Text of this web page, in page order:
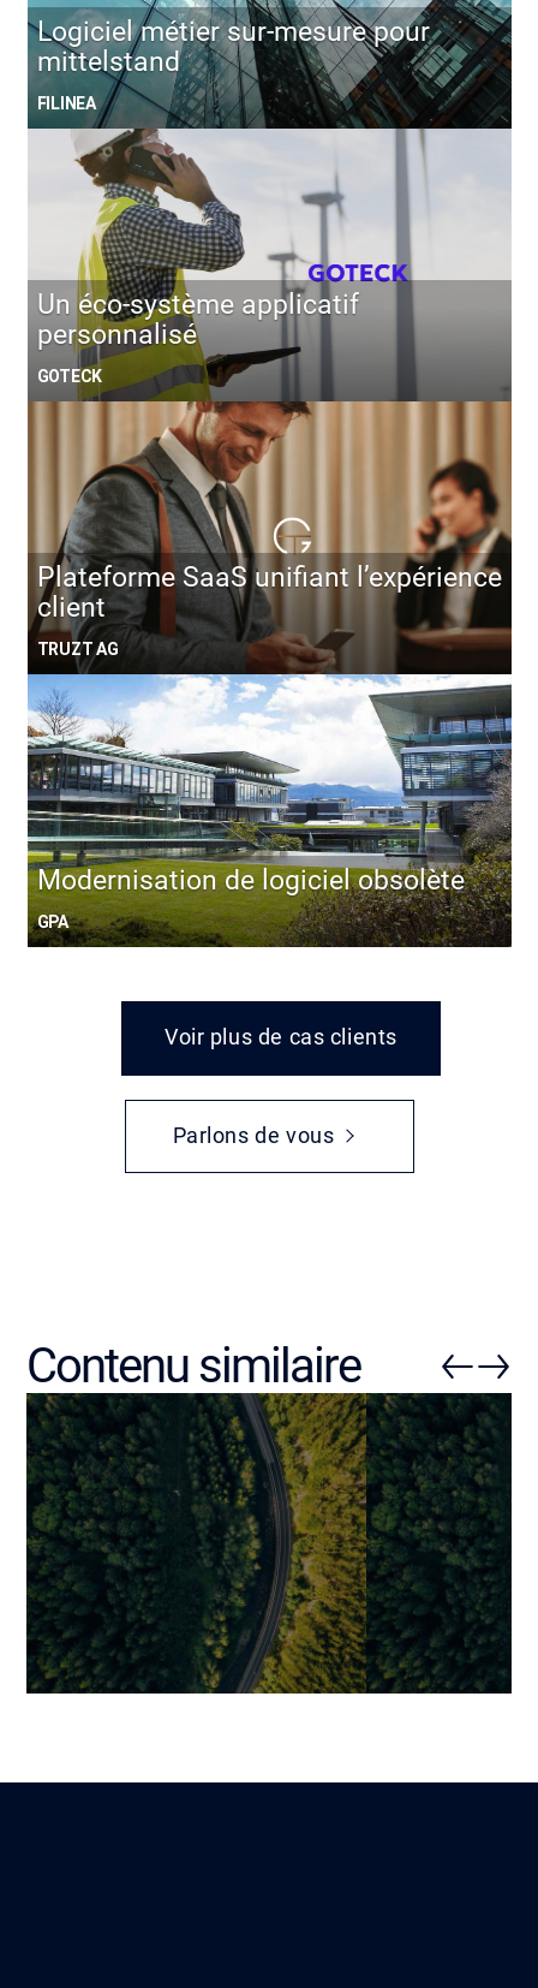
Logiciel métier sur-mesure pour
mittelstand
FILINEA
Un éco-système applicatif
personnalisé
GOTECK
Plateforme SaaS unifiant l’expérience
client
TRUZT AG
Modernisation de logiciel obsolète
GPA
Voir plus de cas clients
Parlons de vous
Contenu similaire
vraiment — mais elle va
qualité